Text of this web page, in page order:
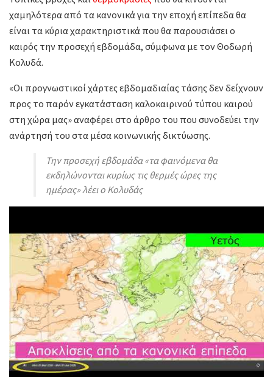
χαμηλότερα από τα κανονικά για την εποχή επίπεδα θα
είναι τα κύρια χαρακτηριστικά που θα παρουσιάσει ο
καιρός την προσεχή εβδομάδα, σύμφωνα με τον Θοδωρή
Κολυδά.
«Οι προγνωστικοί χάρτες εβδομαδιαίας τάσης δεν δείχνουν
προς το παρόν εγκατάσταση καλοκαιρινού τύπου καιρού
στη χώρα μας» αναφέρει στο άρθρο του που συνοδεύει την
ανάρτησή του στα μέσα κοινωνικής δικτύωσης.
Την προσεχή εβδομάδα «τα φαινόμενα θα
εκδηλώνονται κυρίως τις θερμές ώρες της
ημέρας» λέει ο Κολυδάς